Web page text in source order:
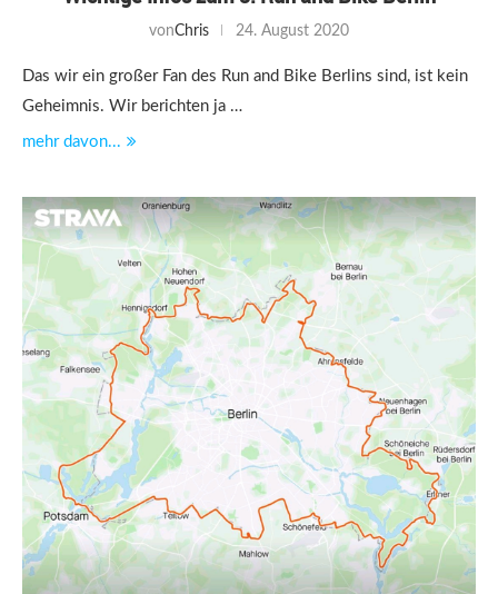
vonChris 24. August 2020
Das wir ein großer Fan des Run and Bike Berlins sind, ist kein
Geheimnis. Wir berichten ja …
mehr davon...